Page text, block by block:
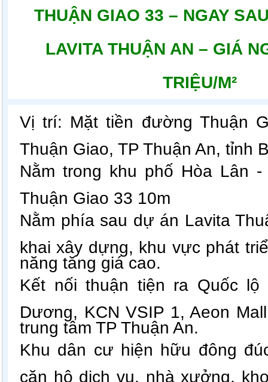
THUẬN GIAO 33 – NGAY
LAVITA THUẬN AN – GIÁ
TRIỆU/M²
Vị trí: Mặt tiền đường Thuận
Thuận Giao, TP Thuận An, tỉnh
​Nằm trong khu phố Hòa Lân
Thuận Giao 33 10m
Nằm phía sau dự án Lavita
khai xây dựng, khu vực phát
năng tăng giá cao.
Kết nối thuận tiện ra Quốc
Dương, KCN VSIP 1, Aeon
trung tâm TP Thuận An.
Khu dân cư hiện hữu đông
căn hộ dịch vụ, nhà xưởng,